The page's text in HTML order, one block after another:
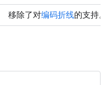
移除了对编码折线的支持。